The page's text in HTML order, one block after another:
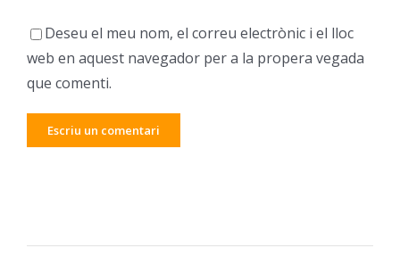
Deseu el meu nom, el correu electrònic i el lloc
web en aquest navegador per a la propera vegada
que comenti.